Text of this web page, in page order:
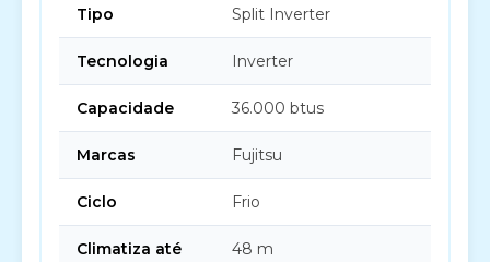
Tipo Split Inverter
Tecnologia Inverter
Capacidade 36.000 btus
Marcas Fujitsu
Ciclo Frio
Climatiza até 48 m